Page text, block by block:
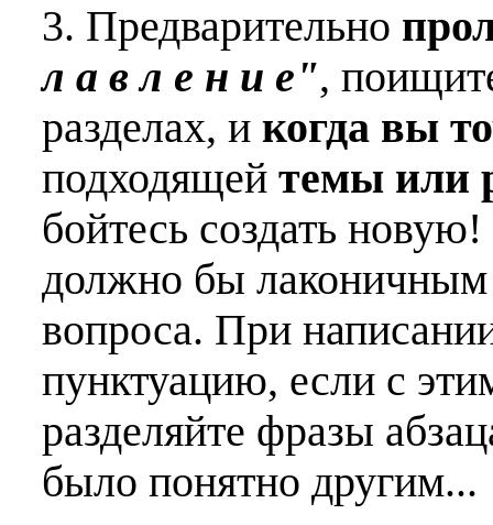
3. Предварительно
л а в л е н и е",
разделах, и когда вы
подходящей темы или
бойтесь создать
должно бы лаконичным
вопроса. При
пунктуацию, если с
разделяйте фразы
было понятно другим...